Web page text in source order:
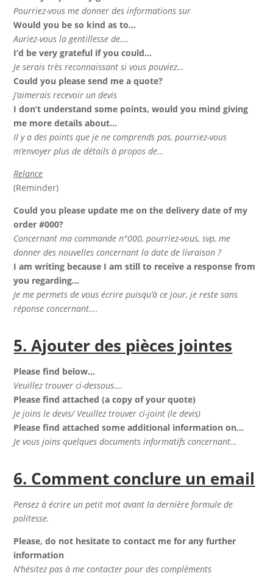
Pourriez-vous me donner des informations sur
Would you be so kind as to…
Auriez-vous la gentillesse de….
I’d be very grateful if you could…
Je serais très reconnaissant si vous pouviez…
Could you please send me a quote?
J’aimerais recevoir un devis
I don’t understand some points, would you mind giving
me more details about…
Il y a des points que je ne comprends pas, pourriez-vous
m’envoyer plus de détails à propos de…
Relance
(Reminder)
Could you please update me on the delivery date of my
order #000?
Concernant ma commande n°000, pourriez-vous, svp, me
donner des nouvelles concernant la date de livraison ?
I am writing because I am still to receive a response from
you regarding…
Je me permets de vous écrire puisqu’à ce jour, je reste sans
réponse concernant….
5. Ajouter des pièces jointes
Please find below…
Veuillez trouver ci-dessous….
Please find attached (a copy of your quote)
Je joins le devis/ Veuillez trouver ci-joint (le devis)
Please find attached some additional information on…
Je vous joins quelques documents informatifs concernant…
6. Comment conclure un email
Pensez à écrire un petit mot avant la dernière formule de
politesse.
Please, do not hesitate to contact me for any further
information
N’hésitez pas à me contacter pour des compléments